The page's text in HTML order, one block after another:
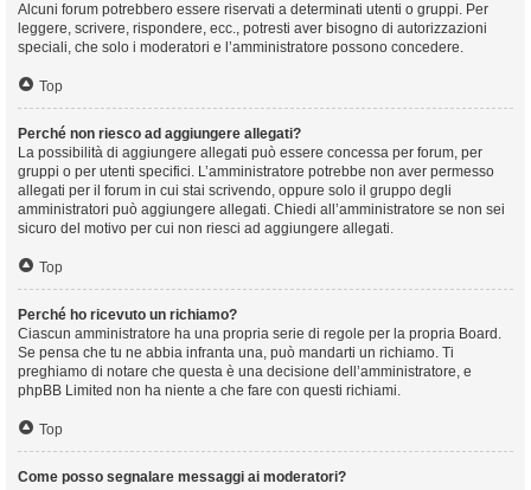
Alcuni forum potrebbero essere riservati a determinati utenti o gruppi. Per
leggere, scrivere, rispondere, ecc., potresti aver bisogno di autorizzazioni
speciali, che solo i moderatori e l’amministratore possono concedere.
Top
Perché non riesco ad aggiungere allegati?
La possibilità di aggiungere allegati può essere concessa per forum, per
gruppi o per utenti specifici. L’amministratore potrebbe non aver permesso
allegati per il forum in cui stai scrivendo, oppure solo il gruppo degli
amministratori può aggiungere allegati. Chiedi all’amministratore se non sei
sicuro del motivo per cui non riesci ad aggiungere allegati.
Top
Perché ho ricevuto un richiamo?
Ciascun amministratore ha una propria serie di regole per la propria Board.
Se pensa che tu ne abbia infranta una, può mandarti un richiamo. Ti
preghiamo di notare che questa è una decisione dell’amministratore, e
phpBB Limited non ha niente a che fare con questi richiami.
Top
Come posso segnalare messaggi ai moderatori?